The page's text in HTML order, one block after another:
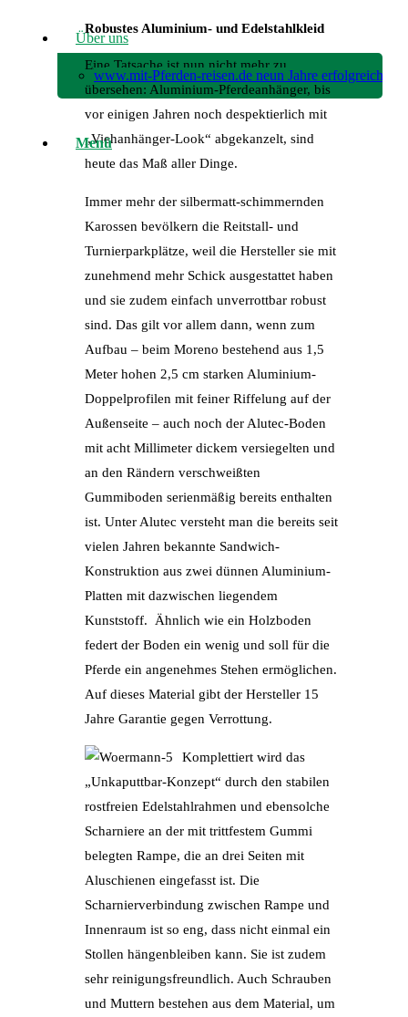
Über uns
www.mit-Pferden-reisen.de neun Jahre erfolgreich!
Menü
Robustes Aluminium- und Edelstahlkleid
Eine Tatsache ist nun nicht mehr zu
übersehen: Aluminium-Pferdeanhänger, bis
vor einigen Jahren noch despektierlich mit
„Viehanhänger-Look“ abgekanzelt, sind
heute das Maß aller Dinge.
Immer mehr der silbermatt-schimmernden
Karossen bevölkern die Reitstall- und
Turnierparkplätze, weil die Hersteller sie mit
zunehmend mehr Schick ausgestattet haben
und sie zudem einfach unverrottbar robust
sind. Das gilt vor allem dann, wenn zum
Aufbau – beim Moreno bestehend aus 1,5
Meter hohen 2,5 cm starken Aluminium-
Doppelprofilen mit feiner Riffelung auf der
Außenseite – auch noch der Alutec-Boden
mit acht Millimeter dickem versiegelten und
an den Rändern verschweißten
Gummiboden serienmäßig bereits enthalten
ist. Unter Alutec versteht man die bereits seit
vielen Jahren bekannte Sandwich-
Konstruktion aus zwei dünnen Aluminium-
Platten mit dazwischen liegendem
Kunststoff. Ähnlich wie ein Holzboden
federt der Boden ein wenig und soll für die
Pferde ein angenehmes Stehen ermöglichen.
Auf dieses Material gibt der Hersteller 15
Jahre Garantie gegen Verrottung.
Komplettiert wird das
„Unkaputtbar-Konzept“ durch den stabilen
rostfreien Edelstahlrahmen und ebensolche
Scharniere an der mit trittfestem Gummi
belegten Rampe, die an drei Seiten mit
Aluschienen eingefasst ist. Die
Scharnierverbindung zwischen Rampe und
Innenraum ist so eng, dass nicht einmal ein
Stollen hängenbleiben kann. Sie ist zudem
sehr reinigungsfreundlich. Auch Schrauben
und Muttern bestehen aus dem Material, um